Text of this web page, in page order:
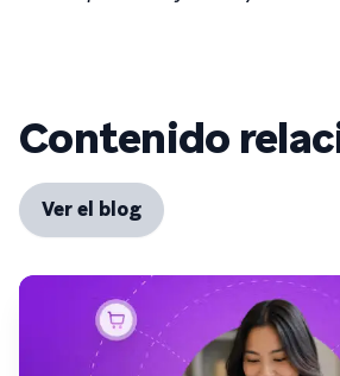
Contenido
Ver el blog